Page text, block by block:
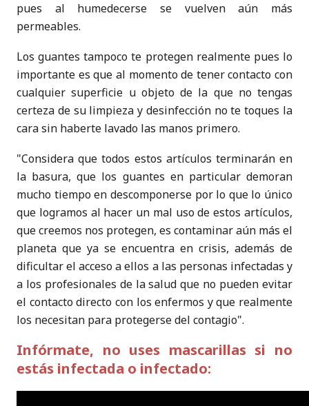
pues al humedecerse se vuelven aún más
permeables.
Los guantes tampoco te protegen realmente pues lo
importante es que al momento de tener contacto con
cualquier superficie u objeto de la que no tengas
certeza de su limpieza y desinfección no te toques la
cara sin haberte lavado las manos primero.
"Considera que todos estos artículos terminarán en
la basura, que los guantes en particular demoran
mucho tiempo en descomponerse por lo que lo único
que logramos al hacer un mal uso de estos artículos,
que creemos nos protegen, es contaminar aún más el
planeta que ya se encuentra en crisis, además de
dificultar el acceso a ellos a las personas infectadas y
a los profesionales de la salud que no pueden evitar
el contacto directo con los enfermos y que realmente
los necesitan para protegerse del contagio".
Infórmate, no uses mascarillas si no
estás infectada o infectado: